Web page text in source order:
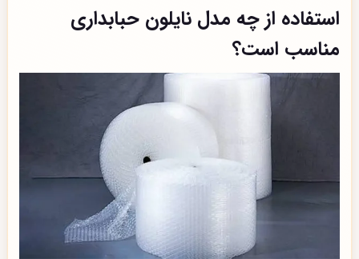
استفاده از چه مدل نایلون حبابداری
مناسب است؟